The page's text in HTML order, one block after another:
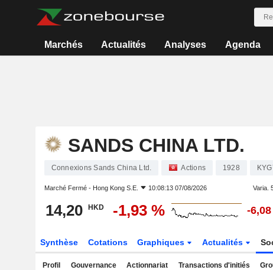
Marchés Actualités Analyses Agenda
SANDS CHINA LTD.
Connexions Sands China Ltd. Actions 1928
Marché Fermé - Hong Kong S.E. 10:08:13 07/08/2026 Varia.
14,20 HKD -1,93 % -
Synthèse Cotations Graphiques Actualités
Profil Gouvernance Actionnariat Transactions d'initiés